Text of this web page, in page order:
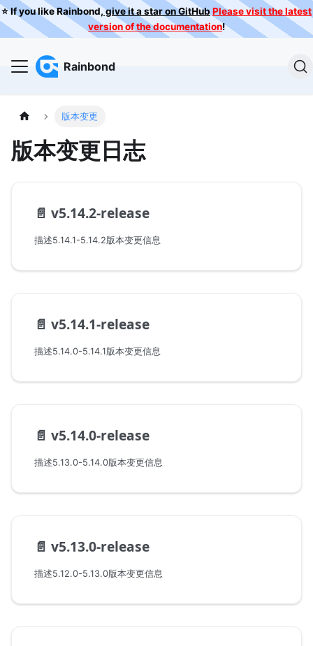
⭐️ If you like Rainbond,give it a star on GitHub Please visit the latest
version of the documentation!
Rainbond
版本变更
版本变更日志
📄️ v5.14.2-release
描述5.14.1-5.14.2版本变更信息
📄️ v5.14.1-release
描述5.14.0-5.14.1版本变更信息
📄️ v5.14.0-release
描述5.13.0-5.14.0版本变更信息
📄️ v5.13.0-release
描述5.12.0-5.13.0版本变更信息